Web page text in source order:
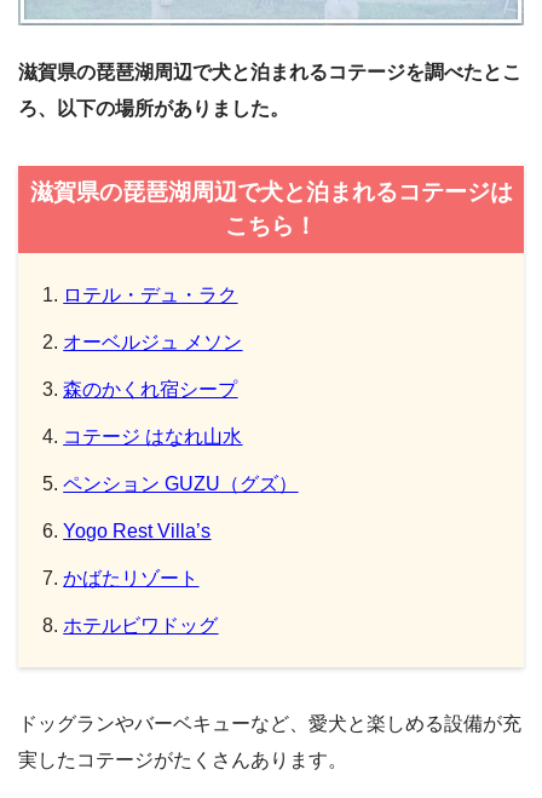
滋賀県の琵琶湖周辺で犬と泊まれるコテージを調べたとこ
ろ、以下の場所がありました。
滋賀県の琵琶湖周辺で犬と泊まれるコテージは
こちら！
ロテル・デュ・ラク
オーベルジュ メソン
森のかくれ宿シープ
コテージ はなれ山水
ペンション GUZU（グズ）
Yogo Rest Villa’s
かばたリゾート
ホテルビワドッグ
ドッグランやバーベキューなど、愛犬と楽しめる設備が充
実したコテージがたくさんあります。